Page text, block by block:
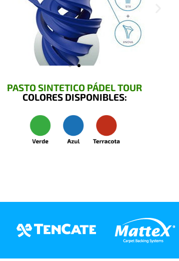
PASTO SINTETICO PÁDEL TOUR
COLORES DISPONIBLES: